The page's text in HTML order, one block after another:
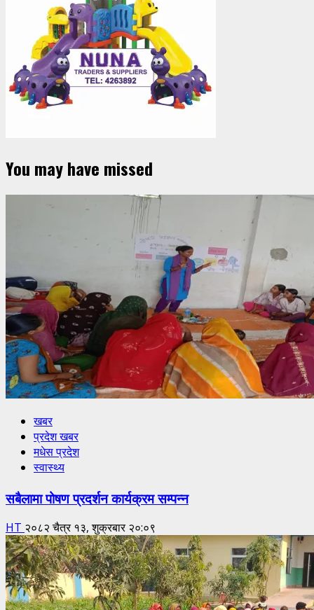
You may have missed
खबर
प्रदेश खबर
मधेस प्रदेश
स्वास्थ्य
सबैलामा पोषण प्रदर्शन कार्यक्रम सम्पन्न
HT २०८२ चैत्र १३, शुक्रबार २०:०९